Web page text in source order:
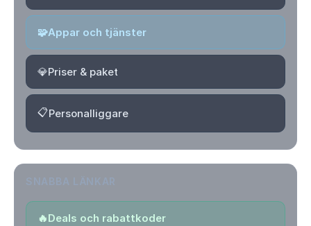
🧩Appar och tjänster
💎Priser & paket
📋Personalliggare
🔥Deals och rabattkoder